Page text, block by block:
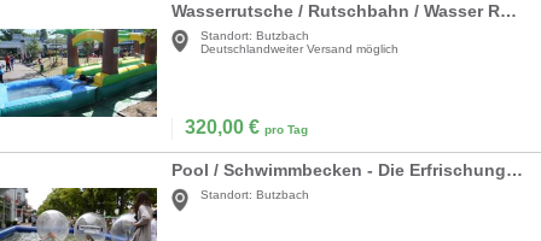
Wasserrutsche / Rutschbahn / Wasser Rutschbahn
Standort: Butzbach
Deutschlandweiter Versand möglich
320,00 € pro Tag
Pool / Schwimmbecken - Die Erfrischung an heißen Sommertagen
Standort: Butzbach